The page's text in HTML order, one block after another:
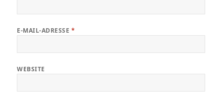
E-MAIL-ADRESSE *
WEBSITE